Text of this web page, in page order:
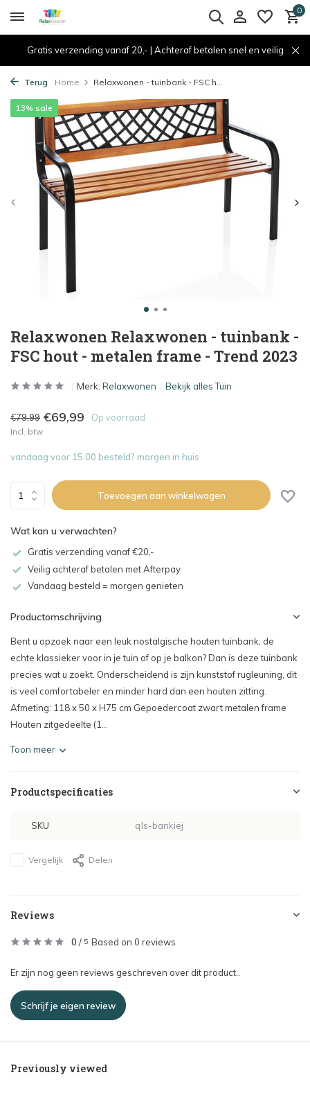
0
Gratis verzending vanaf 20,- | Achteraf betalen snel en veilig
Terug Home Relaxwonen - tuinbank - FSC h...
Relaxwonen Relaxwonen - tuinbank -
FSC hout - metalen frame - Trend 2023
13% sale
Merk: Relaxwonen Bekijk alles Tuin
€79,99 €69,99 Op voorraad
Incl. btw
vandaag voor 15.00 besteld? morgen in huis
Toevoegen aan winkelwagen
Wat kan u verwachten?
Gratis verzending vanaf €20,-
Veilig achteraf betalen met Afterpay
Vandaag besteld = morgen genieten
Productomschrijving
Bent u opzoek naar een leuk nostalgische houten tuinbank, de
echte klassieker voor in je tuin of op je balkon? Dan is deze tuinbank
precies wat u zoekt. Onderscheidend is zijn kunststof rugleuning, dit
is veel comfortabeler en minder hard dan een houten zitting.
Afmeting: 118 x 50 x H75 cm Gepoedercoat zwart metalen frame
Houten zitgedeelte (1...
Toon meer
Productspecificaties
SKU qls-bankiej
Vergelijk Delen
Reviews
0 / 5 Based on 0 reviews
Er zijn nog geen reviews geschreven over dit product..
Schrijf je eigen review
Previously viewed